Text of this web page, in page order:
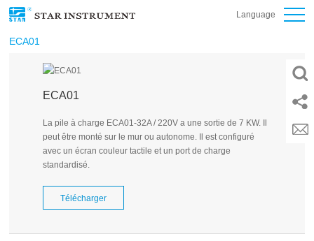
Language
ECA01
ECA01
La pile à charge ECA01-32A / 220V a une sortie de 7 KW. Il
peut être monté sur le mur ou autonome. Il est configuré
avec un écran couleur tactile et un port de charge
standardisé.
Télécharger